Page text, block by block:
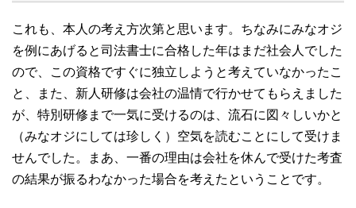
これも、本人の考え方次第と思います。ちなみにみなオジ
を例にあげると司法書士に合格した年はまだ社会人でした
ので、この資格ですぐに独立しようと考えていなかったこ
と、また、新人研修は会社の温情で行かせてもらえました
が、特別研修まで一気に受けるのは、流石に図々しいかと
（みなオジにしては珍しく）空気を読むことにして受けま
せんでした。まあ、一番の理由は会社を休んで受けた考査
の結果が振るわなかった場合を考えたということです。